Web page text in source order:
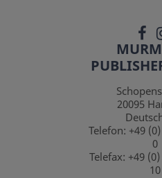
20095
Telefon: +49
0
Telefax: +49
10